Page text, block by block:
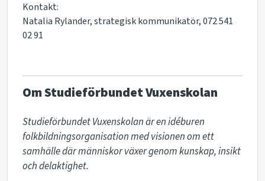
Kontakt:
Natalia Rylander, strategisk kommunikatör, 072 541
02 91
Om Studieförbundet Vuxenskolan
Studieförbundet Vuxenskolan är en idéburen
folkbildningsorganisation med visionen om ett
samhälle där människor växer genom kunskap, insikt
och delaktighet.